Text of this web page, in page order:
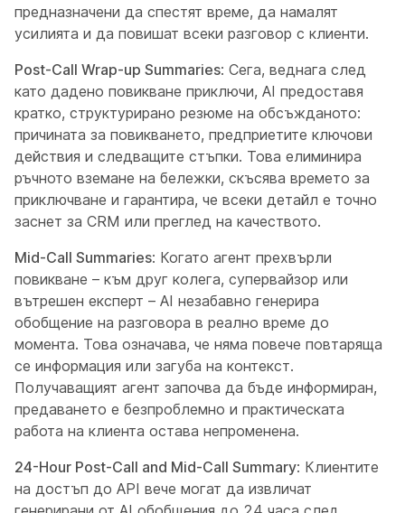
предназначени да спестят време, да намалят
усилията и да повишат всеки разговор с клиенти.
Post-Call Wrap-up Summaries: Сега, веднага след
като дадено повикване приключи, AI предоставя
кратко, структурирано резюме на обсъжданото:
причината за повикването, предприетите ключови
действия и следващите стъпки. Това елиминира
ръчното вземане на бележки, скъсява времето за
приключване и гарантира, че всеки детайл е точно
заснет за CRM или преглед на качеството.
Mid-Call Summaries: Когато агент прехвърли
повикване – към друг колега, супервайзор или
вътрешен експерт – AI незабавно генерира
обобщение на разговора в реално време до
момента. Това означава, че няма повече повтаряща
се информация или загуба на контекст.
Получаващият агент започва да бъде информиран,
предаването е безпроблемно и практическата
работа на клиента остава непроменена.
24-Hour Post-Call and Mid-Call Summary: Клиентите
на достъп до API вече могат да извличат